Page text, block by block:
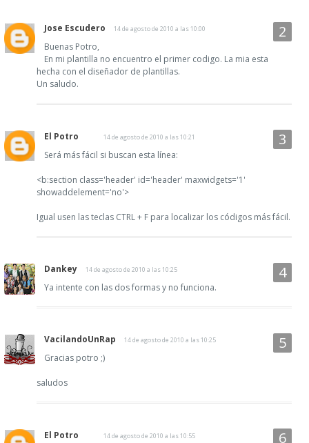
Jose Escudero 14 de agosto de 2010 a las 10:00
Buenas Potro,
En mi plantilla no encuentro el primer codigo. La mia esta
hecha con el diseñador de plantillas.
Un saludo.
El Potro 14 de agosto de 2010 a las 10:21
Será más fácil si buscan esta línea:
<b:section class='header' id='header' maxwidgets='1'
showaddelement='no'>
Igual usen las teclas CTRL + F para localizar los códigos más fácil.
Dankey 14 de agosto de 2010 a las 10:25
Ya intente con las dos formas y no funciona.
VacilandoUnRap 14 de agosto de 2010 a las 10:25
Gracias potro ;)
saludos
El Potro 14 de agosto de 2010 a las 10:55